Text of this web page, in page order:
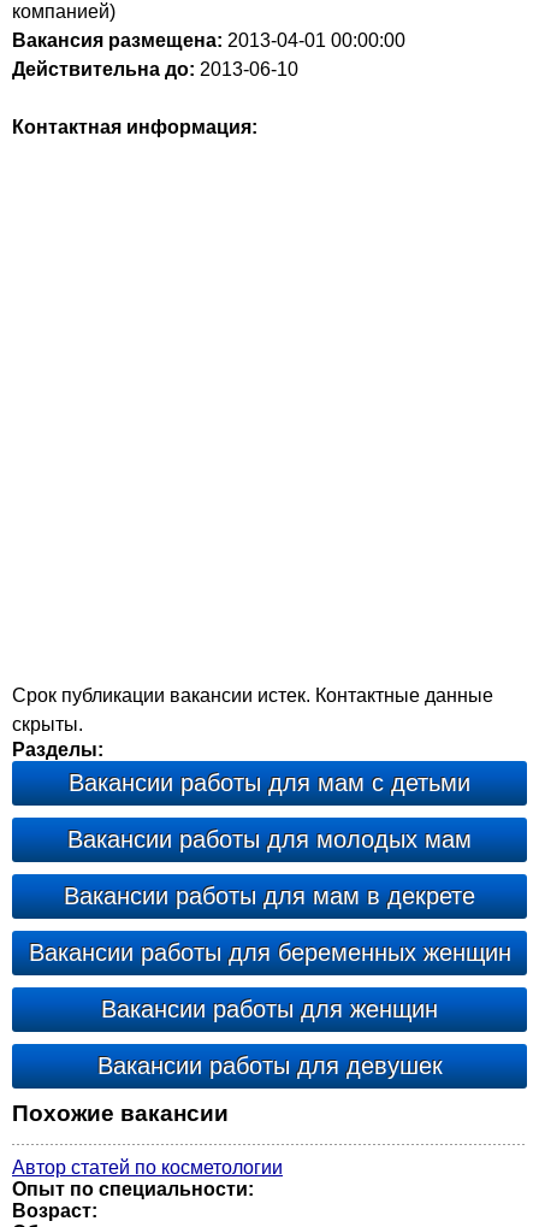
компанией)
Вакансия размещена: 2013-04-01 00:00:00
Действительна до: 2013-06-10
Контактная информация:
Срок публикации вакансии истек. Контактные данные
скрыты.
Разделы:
Вакансии работы для мам с детьми
Вакансии работы для молодых мам
Вакансии работы для мам в декрете
Вакансии работы для беременных женщин
Вакансии работы для женщин
Вакансии работы для девушек
Похожие вакансии
Автор статей по косметологии
Опыт по специальности:
Возраст: